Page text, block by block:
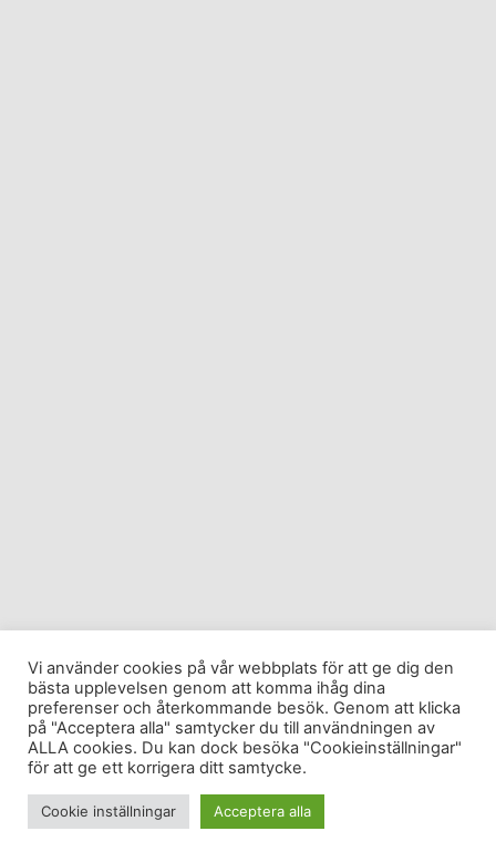
Vi använder cookies på vår webbplats för att ge dig den
bästa upplevelsen genom att komma ihåg dina
preferenser och återkommande besök. Genom att klicka
på "Acceptera alla" samtycker du till användningen av
ALLA cookies. Du kan dock besöka "Cookieinställningar"
för att ge ett korrigera ditt samtycke.
Cookie inställningar Acceptera alla